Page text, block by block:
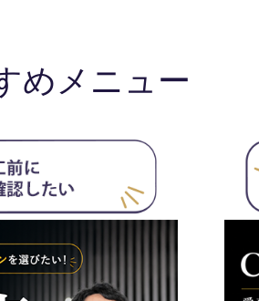
めメニュー